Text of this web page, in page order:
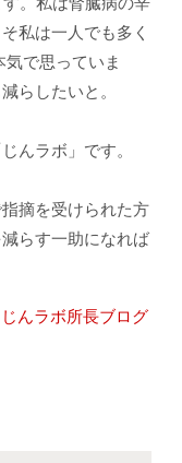
私は一人でも多く
で思っていま
らしたいと。
んラボ」です。
摘を受けられた方
らす一助になれば
んラボ所長ブログ